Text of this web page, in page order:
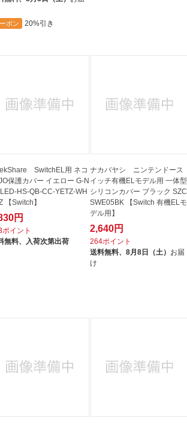
ポン 20%引き
SwitchEL用 ネコ
保護カバー イエロー G-N
HS-QB-CC-YETZ-WH
【Switch】
円
ポイント
無料、 入荷次第出荷
ナカバヤシ ニンテンドース
イッチ有機ELモデル用 一体型
シリコンカバー ブラック SZC
SWE05BK 【Switch 有機ELモ
デル用】
2,640円
264ポイント
送料無料、 8月8日（土） お届
け